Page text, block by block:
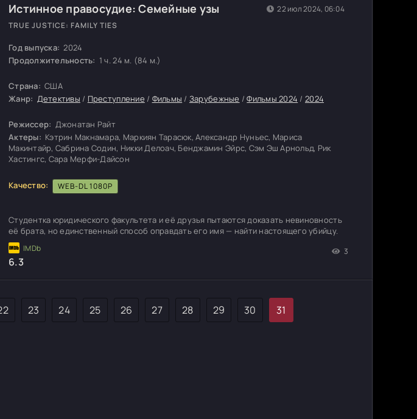
Истинное правосудие: Семейные узы
TRUE JUSTICE: FAMILY TIES
Год выпуска: 2024
Продолжительность: 1 ч. 24 м. (84 м.)
Страна: США
Жанр: Детективы / Преступление / Фильмы / Зарубежные /Фильмы 2024 / 2024
Режиссер: Джонатан Райт
Актеры: Кэтрин Макнамара, Маркиян Тарасюк, Александр Нуньес, Мариса
Макинтайр, Сабрина Содин, Никки Делоач, Бенджамин Эйрс, Сэм Эш Арнольд, Рик
Хастингс, Сара Мерфи-Дайсон
Качество: WEB-DL 1080P
Студентка юридического факультета и её друзья пытаются доказать невиновность
её брата, но единственный способ оправдать его имя — найти настоящего убийцу.
6.3
3
22 июл 2024, 06:04
23 24 25 26 27 28 29 30 31